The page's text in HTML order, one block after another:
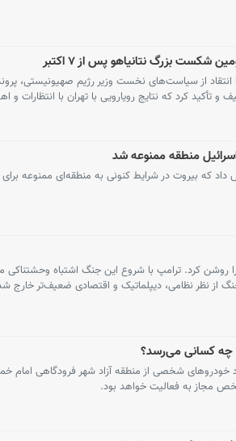
شکست بزرگ نتانیاهو پس از ۷ اکتبر
انتقاد از سیاست‌های نخست وزیر رژیم صهیونیستی،
کرد که نتایج رویارویی با تهران با انتظارات و
منطقه ممنوعه شد
داد که بیروت در شرایط کنونی به منطقه‌ای ممنوعه
روشن کرد. ترامپ با شروع این جنگ اشتباه وحشتناکی
از نظر نظامی، دیپلماتیک و اقتصادی ضعیف‌تر خارج
چه کسانی می‌رسد؟
خودروهای شخصی از منطقه آزاد شهر فرودگاهی امام
مجاز به فعالیت خواهد بود.